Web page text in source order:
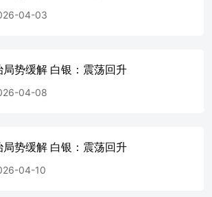
该个人或机构独自为此发送行为负责。通过此途
向该个人或机构之客户提供的投资建议，本公
员工或者关联机构亦不为该个人或机构之客户因
报告所载内容引起的任何损失承担任何责任。
04-03
势缓解 白银：震荡回升
04-08
势缓解 白银：震荡回升
04-10